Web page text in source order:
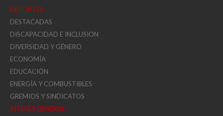
DEPORTES
DESTACADAS
DISCAPACIDAD E INCLUSION
DIVERSIDAD Y GÉNERO
ECONOMÍA
EDUCACIÓN
ENERGÍA Y COMBUSTIBLES
GREMIOS Y SINDICATOS
INTERÉS GENERAL